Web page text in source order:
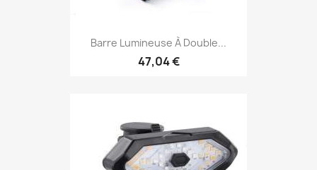
Barre Lumineuse À Double...
47,04 €